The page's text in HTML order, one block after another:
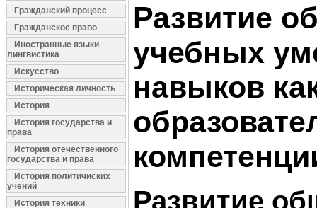
Гражданский процесс
Гражданское право
Иностранные языки
лингвистика
Искусство
Историческая личность
История
История государства и
права
История отечественного
государства и права
История политичиских
учений
История техники
Развитие
учебных
навыков
Развитие